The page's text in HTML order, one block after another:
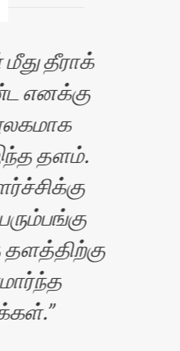
தீராக்
எனக்கு
தளம்.